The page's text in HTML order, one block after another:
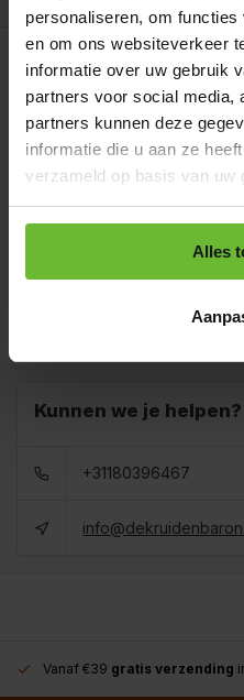
personaliseren, om
en om ons websiteverkeer
informatie over uw gebruik
partners voor social media,
partners kunnen deze
informatie die u aan ze
verzameld op basis van uw
Alles
Op werkdagen voor 15.00
Strooibus 250 gram
Op voorraad
Zak 1 kilo
levertijd 1 tot 3
Kunnen we je helpen?
+31180396467
Vanaf €39 gratis verzending